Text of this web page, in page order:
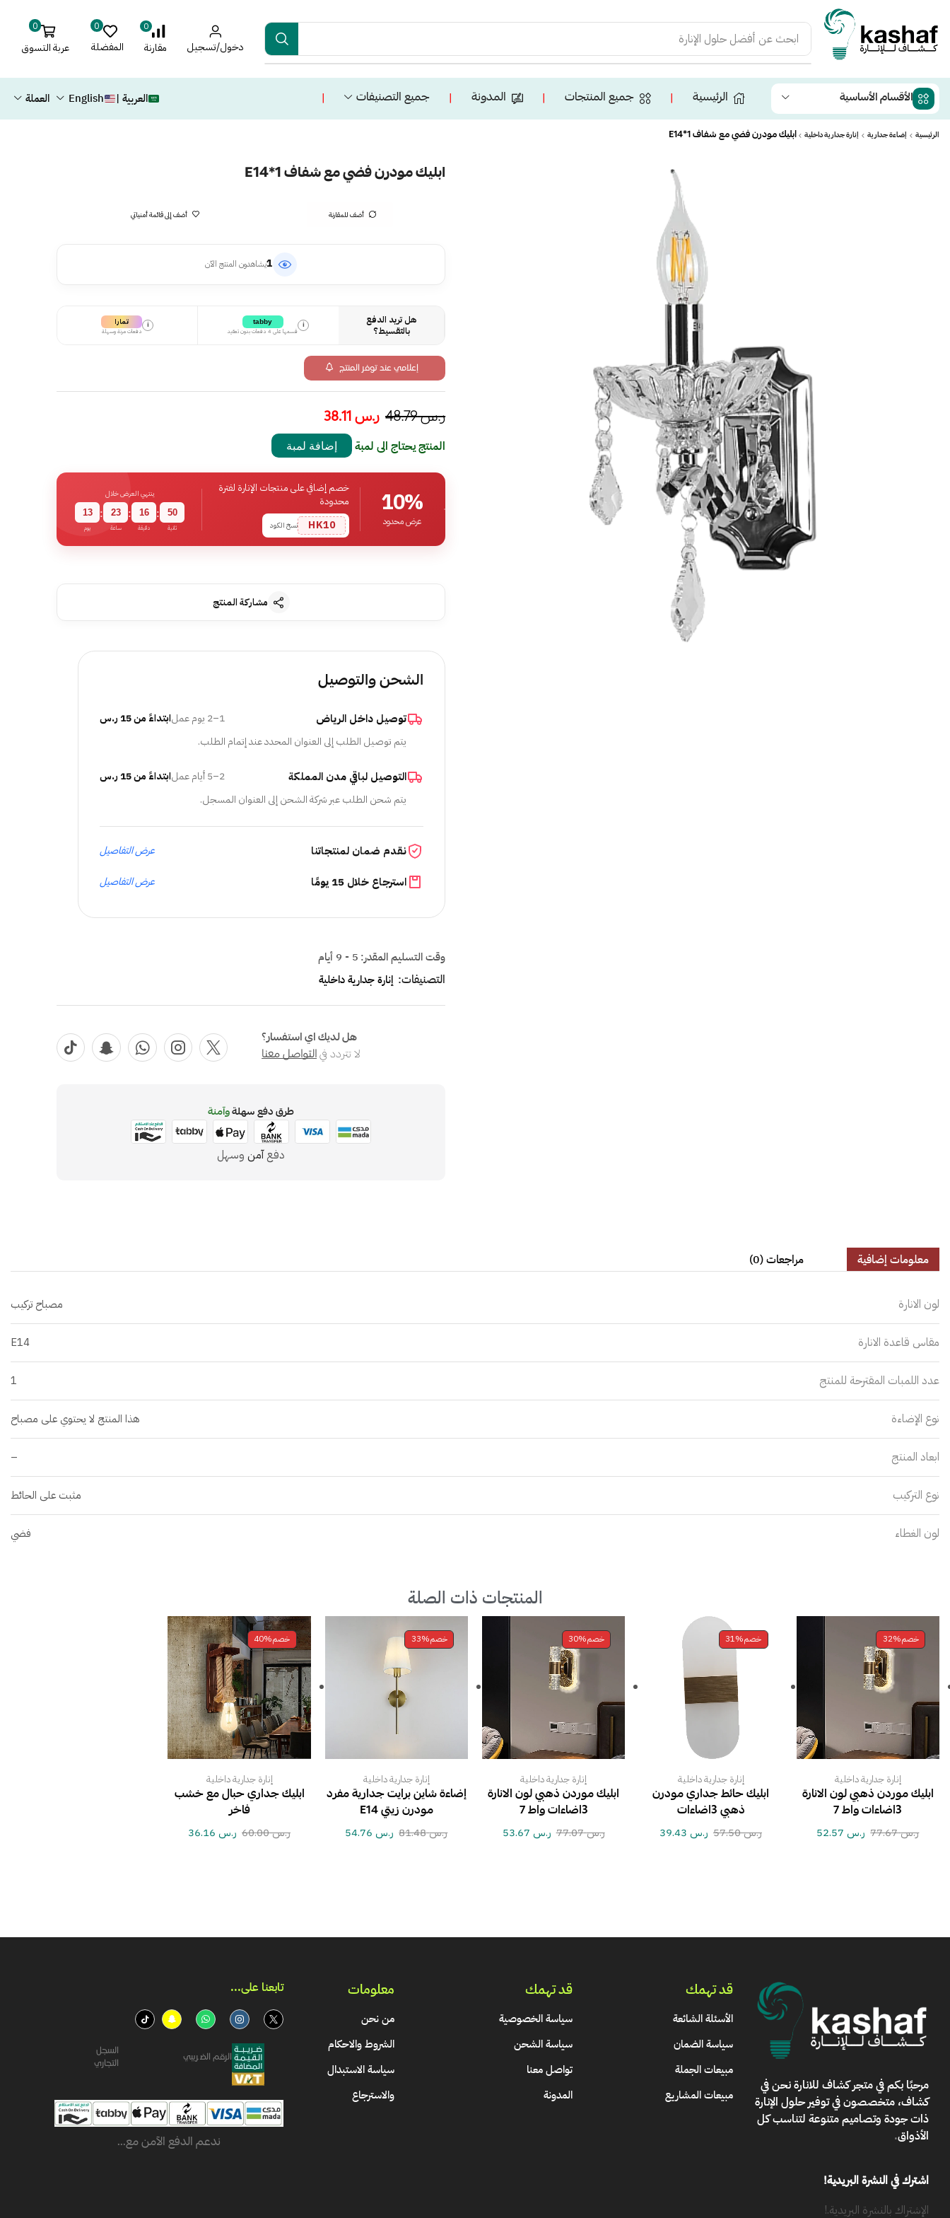
ابحث عن أفضل حلول الإنارة دخول/تسجيل
0
مقارنة
0
المفضلة
0
عربة التسوق
الأقسام الأساسية الرئيسية ❘ جميع المنتجات ❘ المدونة ❘ جميع التصنيفات ❘ العربية | English العملة
الرئيسية إضاءة جدارية إنارة جدارية داخلية ابليك مودرن فضي مع شفاف E14*1
ابليك مودرن فضي مع شفاف E14*1
أضف للمقارنة أضف إلى قائمة أمنياتي
1يشاهدون المنتج الآن
هل تريد الدفع
بالتقسيط؟
i
tabby
قسمها على 4 دفعات بدون تعقيد
i تمارا
دفعات مرنة وسهلة
إعلامي عند توفر المنتج
ر.س48.79 ر.س38.11
المنتج يحتاج الى لمبة إضافة لمبة
10%
عرض محدود
خصم إضافي على منتجات الإنارة لفترة
محدودة
HK10 نسخ الكود
ينتهي العرض خلال
13
يوم
: 23
ساعة
: 16
دقيقة
: 50
ثانية
مشاركة المنتج
الشحن والتوصيل
توصيل داخل الرياض 1–2 يوم عمل
ابتداءً من 15 ر.س
يتم توصيل الطلب إلى العنوان المحدد عند إتمام الطلب.
التوصيل لباقي مدن المملكة 2–5 أيام عمل
ابتداءً من 15 ر.س
يتم شحن الطلب عبر شركة الشحن إلى العنوان المسجل.
نقدم ضمان لمنتجاتنا عرض التفاصيل
استرجاع خلال 15 يومًا عرض التفاصيل
وقت التسليم المقدر: 5 - 9 أيام
التصنيفات: إنارة جدارية داخلية
هل لديك اي استفسار؟
لا تتردد فيالتواصل معنا
طرق دفع سهلةوآمنة
دفعآمنوسهل
معلومات إضافية مراجعات (0)
لون الانارة مصباح تركيب
مقاس قاعدة الانارة E14
عدد اللمبات المقترحة للمنتج 1
نوع الإضاءة هذا المنتج لا يحتوي على مصباح
ابعاد المنتج –
نوع التركيب مثبت على الحائط
لون الغطاء فضي
المنتجات ذات الصلة
خصم32%
إنارة جدارية داخلية
ابليك موردن ذهبي لون الانارة
3اضاءات واط 7
ر.س77.67 ر.س
خصم31%
إنارة جدارية داخلية
ابليك حائط جداري مودرن
ذهبي 3اضاءات
ر.س57.50 ر.س
خصم30%
إنارة جدارية داخلية
ابليك موردن ذهبي لون الانارة
3اضاءات واط 7
ر.س77.07 ر.س
خصم33%
إنارة جدارية داخلية
إضاءة شاين برايت جدارية مفرد
مودرن زيتي E14
ر.س81.48 ر.س
خصم40%
إنارة جدارية داخلية
ابليك جداري حبال مع خشب
فاخر
ر.س60.00 ر.س
مرحبًا بكم فيمتجر كشاف للانارةنحن في
كشاف، متخصصون في توفير حلول الإنارة
ذات جودة وتصاميم متنوعة لتناسب كل
الأذواق.
اشترك في النشرة البريدية!
الإشتراك بالنشرة البريدية.!
قد تهمك
الأسئلة الشائعة
سياسة الضمان
مبيعات الجملة
مبيعات المشاريع
قد تهمك
سياسة الخصوصية
سياسة الشحن
تواصل معنا
المدونة
معلومات
من نحن
الشروط والاحكام
سياسة الاستبدال
والاسترجاع
تابعنا على...​
الرقم الضريبي
السجل
التجاري
ندعم الدفع الآمن مع...